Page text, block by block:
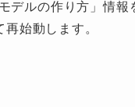
デルの作り方」情報
始動します。